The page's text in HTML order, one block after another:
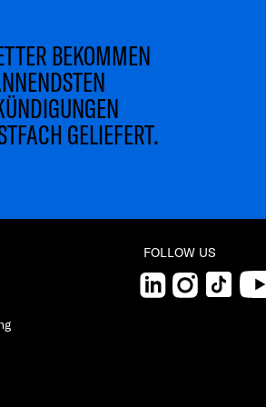
BEKOMMEN
GELIEFERT.
FOLLOW US
LinkedInInstagram
TikTok